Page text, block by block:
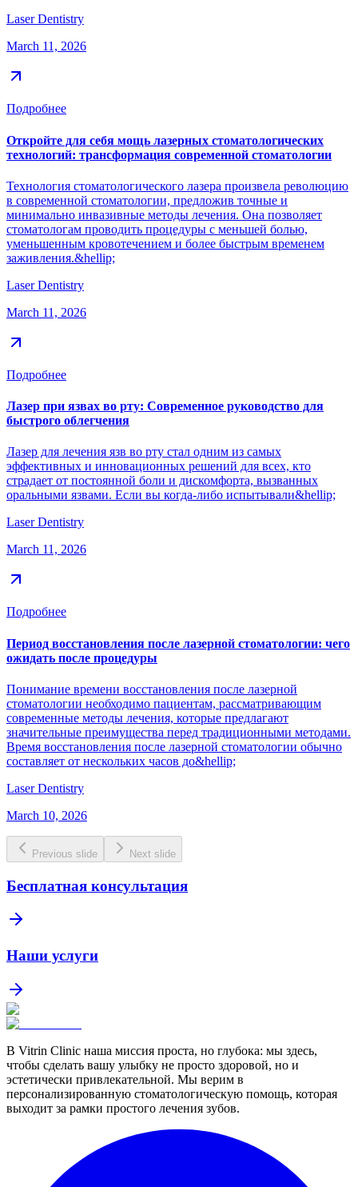
Laser Dentistry
March 11, 2026
Подробнее
Откройте для себя мощь лазерных стоматологических
технологий: трансформация современной стоматологии
Технология стоматологического лазера произвела революцию
в современной стоматологии, предложив точные и
минимально инвазивные методы лечения. Она позволяет
стоматологам проводить процедуры с меньшей болью,
уменьшенным кровотечением и более быстрым временем
заживления.&hellip;
Laser Dentistry
March 11, 2026
Подробнее
Лазер при язвах во рту: Современное руководство для
быстрого облегчения
Лазер для лечения язв во рту стал одним из самых
эффективных и инновационных решений для всех, кто
страдает от постоянной боли и дискомфорта, вызванных
оральными язвами. Если вы когда-либо испытывали&hellip;
Laser Dentistry
March 11, 2026
Подробнее
Период восстановления после лазерной стоматологии: чего
ожидать после процедуры
Понимание времени восстановления после лазерной
стоматологии необходимо пациентам, рассматривающим
современные методы лечения, которые предлагают
значительные преимущества перед традиционными методами.
Время восстановления после лазерной стоматологии обычно
составляет от нескольких часов до&hellip;
Laser Dentistry
March 10, 2026
Previous slide Next slide
Бесплатная консультация
Наши услуги
В Vitrin Clinic наша миссия проста, но глубока: мы здесь,
чтобы сделать вашу улыбку не просто здоровой, но и
эстетически привлекательной. Мы верим в
персонализированную стоматологическую помощь, которая
выходит за рамки простого лечения зубов.